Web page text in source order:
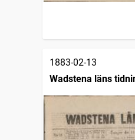
1883-02-13
Wadstena läns